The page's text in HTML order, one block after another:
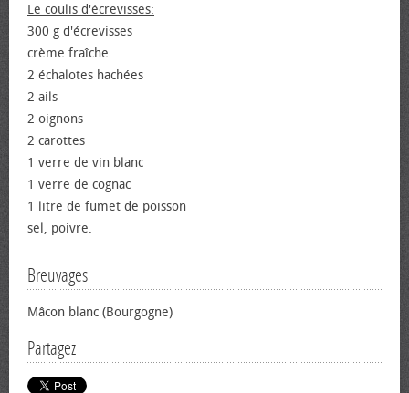
Le coulis d'écrevisses:
300 g d'écrevisses
crème fraîche
2 échalotes hachées
2 ails
2 oignons
2 carottes
1 verre de vin blanc
1 verre de cognac
1 litre de fumet de poisson
sel, poivre.
Breuvages
Mâcon blanc (Bourgogne)
Partagez